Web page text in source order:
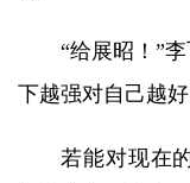
“给展昭！”
下越强对自己越好
若能对现在